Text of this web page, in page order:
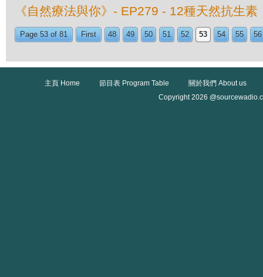
《自然療法與你》- EP279 - 12種天然抗生素
Page 53 of 81 First 48 49 50 51 52 53 54 55 56
主頁 Home 節目表 Program Table
關於我們 About us
Copyright 2026